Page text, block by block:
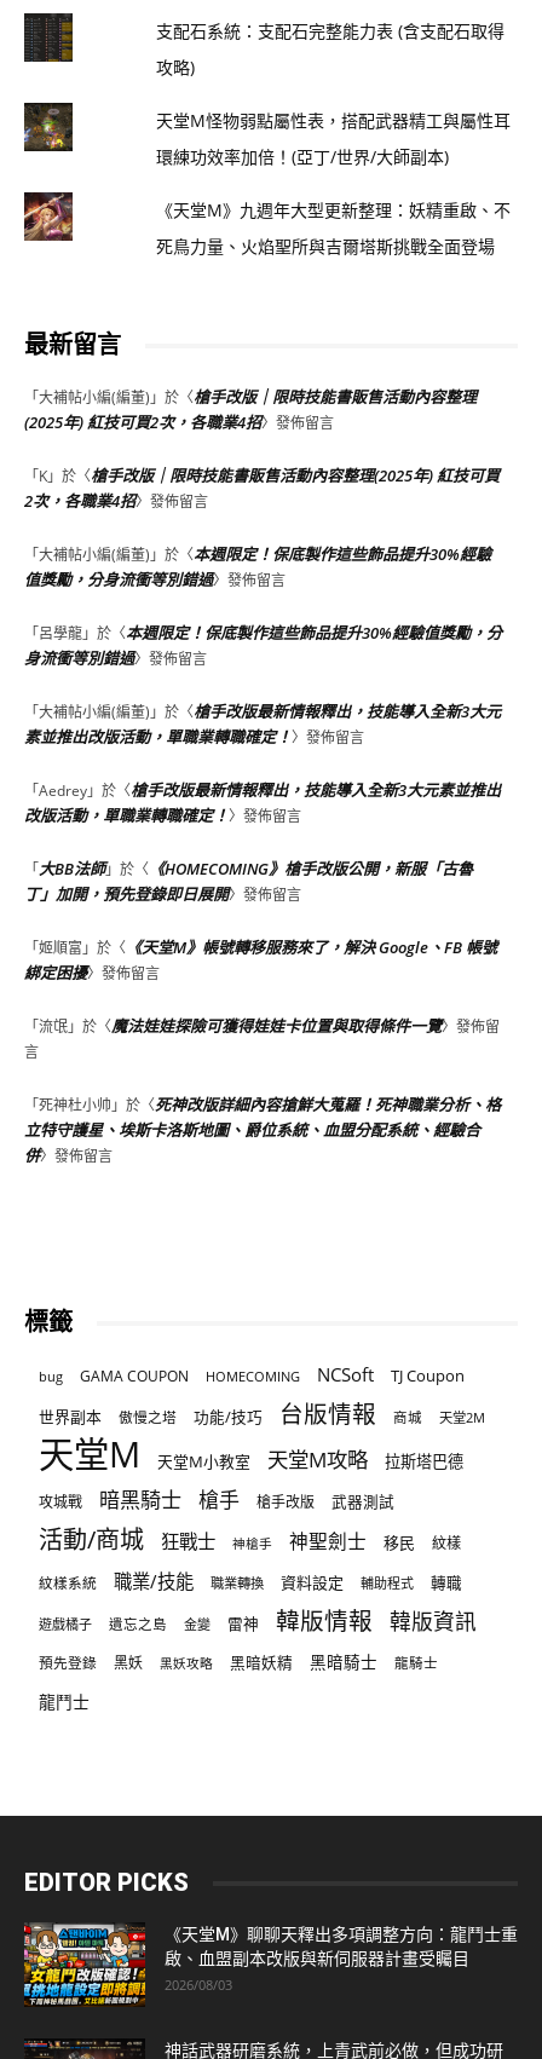
支配石系統：支配石完整能力表 (含支配石取得
攻略)
天堂M怪物弱點屬性表，搭配武器精工與屬性耳
環練功效率加倍！(亞丁/世界/大師副本)
《天堂M》九週年大型更新整理：妖精重啟、不
死鳥力量、火焰聖所與吉爾塔斯挑戰全面登場
最新留言
「大補帖小編(編董) 」於〈槍手改版｜限時技能書販售活動內容整理
(2025年) 紅技可買2次，各職業4招〉發佈留言
「K」於〈槍手改版｜限時技能書販售活動內容整理(2025年) 紅技可買
2次，各職業4招〉發佈留言
「大補帖小編(編董) 」於〈本週限定！保底製作這些飾品提升30%經驗
值獎勵，分身流衝等別錯過〉發佈留言
「呂學龍」於〈本週限定！保底製作這些飾品提升30%經驗值獎勵，分
身流衝等別錯過〉發佈留言
「大補帖小編(編董) 」於〈槍手改版最新情報釋出，技能導入全新3大元
素並推出改版活動，單職業轉職確定！〉發佈留言
「Aedrey」於〈槍手改版最新情報釋出，技能導入全新3大元素並推出
改版活動，單職業轉職確定！〉發佈留言
「大BB法師」於〈 《HOMECOMING》槍手改版公開，新服「古魯
丁」加開，預先登錄即日展開〉發佈留言
「姬順富 」於〈 《天堂M》帳號轉移服務來了，解決 Google、FB 帳號
綁定困擾〉發佈留言
「流氓」於〈魔法娃娃探險可獲得娃娃卡位置與取得條件一覽〉發佈留
言
「死神杜小帅 」於〈死神改版詳細內容搶鮮大蒐羅！死神職業分析、格
立特守護星、埃斯卡洛斯地圖、爵位系統、血盟分配系統、經驗合
併〉發佈留言
標籤
bug GAMA COUPON HOMECOMING NCSoft
TJ Coupon
世界副本
傲慢之塔 功能/技巧 台版情報 商城 天堂2M
天堂M 天堂M小教室 天堂M攻略 拉斯塔巴德
攻城戰 暗黑騎士 槍手 槍手改版 武器測試
活動/商城 狂戰士 神槍手 神聖劍士 移民 紋樣
紋樣系統 職業/技能 職業轉換 資料設定 輔助程式 轉職
遊戲橘子 遺忘之島 金變 雷神 韓版情報 韓版資訊
預先登錄 黑妖 黑妖攻略 黑暗妖精 黑暗騎士 龍騎士
龍鬥士
EDITOR PICKS
《天堂M》聊聊天釋出多項調整方向：龍鬥士重
啟、血盟副本改版與新伺服器計畫受矚目
2026/08/03
神話武器研磨系統，上青武前必做，但成功研